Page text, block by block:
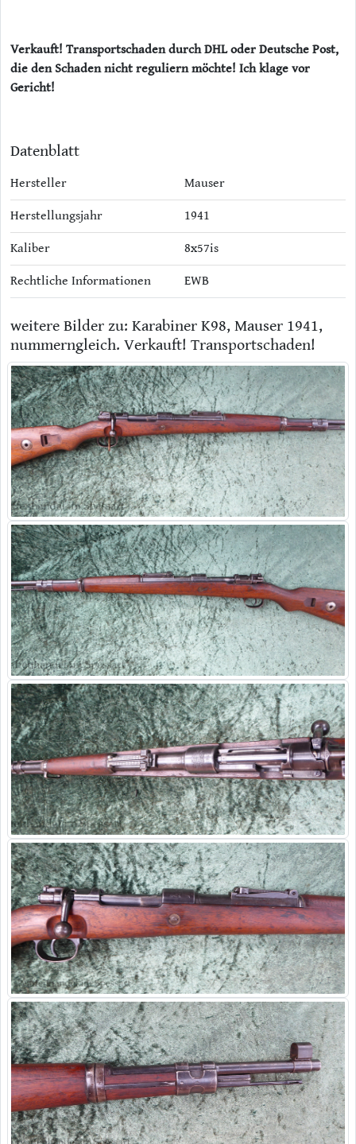
Verkauft! Transportschaden durch DHL oder Deutsche Post,
die den Schaden nicht reguliern möchte! Ich klage vor
Gericht!
Datenblatt
Hersteller Mauser
Herstellungsjahr 1941
Kaliber 8x57is
Rechtliche Informationen EWB
weitere Bilder zu: Karabiner K98, Mauser 1941,
nummerngleich. Verkauft! Transportschaden!